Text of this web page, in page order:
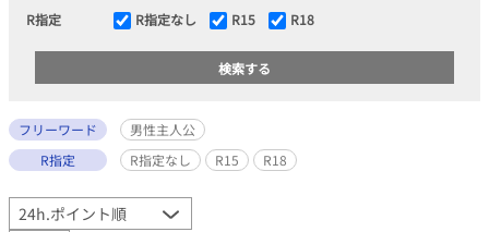
R指定 R指定なし R15 R18
フリーワード
男性主人公
R指定
R指定なし R15 R18